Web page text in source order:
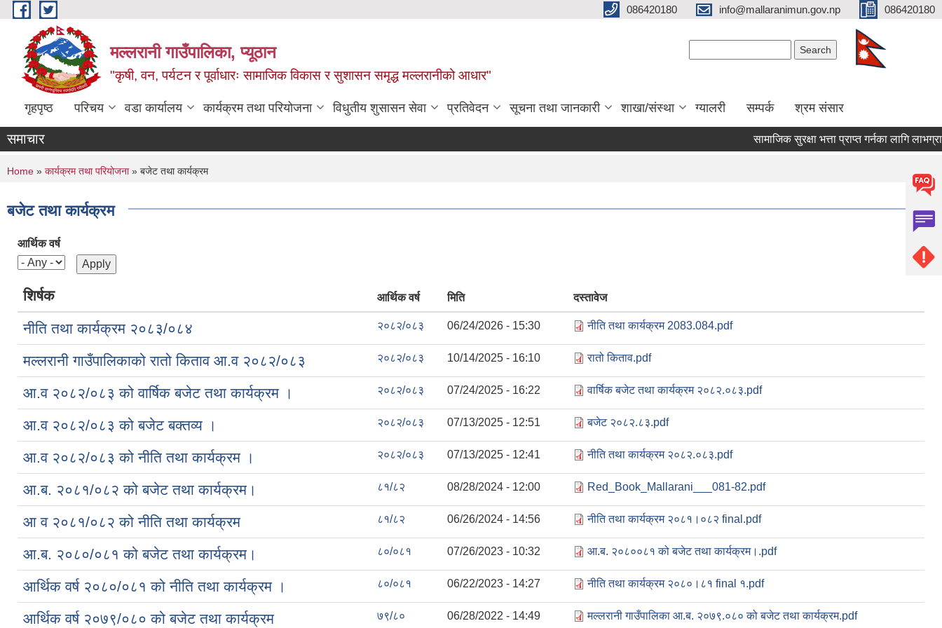
Skip to main content 086420180 info@mallaranimun.gov.np 086420180
मल्लरानी गाउँपालिका, प्यूठान
"कृषी, वन, पर्यटन र पूर्वाधारः सामाजिक विकास र सुशासन समृद्ध मल्लरानीको आधार"
गृहपृष्ठ परिचय वडा कार्यालय कार्यक्रम तथा परियोजना विधुतीय शुसासन सेवा प्रतिवेदन सूचना तथा जानकारी शाखा/संस्था ग्यालरी सम्पर्क श्रम संसार
समाचार सामाजिक सुरक्षा भत्ता प्राप्त गर्नका लागि
You are here
Home » कार्यक्रम तथा परियोजना» बजेट तथा कार्यक्रम
बजेट तथा कार्यक्रम
आर्थिक वर्ष
शिर्षक आर्थिक वर्ष मिति दस्तावेज
नीति तथा कार्यक्रम २०८३/०८४ २०८२/०८३ 06/24/2026 - 15:30 नीति तथा कार्यक्रम 2083.084.pdf
मल्लरानी गाउँपालिकाको रातो किताव आ.व २०८२/०८३ २०८२/०८३ 10/14/2025 - 16:10 रातो किताव.pdf
आ.व २०८२/०८३ को वार्षिक बजेट तथा कार्यक्रम । २०८२/०८३ 07/24/2025 - 16:22 वार्षिक बजेट तथा कार्यक्रम २०८२.०८३.pdf
आ.व २०८२/०८३ को बजेट बक्तव्य । २०८२/०८३ 07/13/2025 - 12:51 बजेट २०८२.८३.pdf
आ.व २०८२/०८३ को नीति तथा कार्यक्रम । २०८२/०८३ 07/13/2025 - 12:41 नीति तथा कार्यक्रम २०८२.०८३.pdf
आ.ब. २०८१/०८२ को बजेट तथा कार्यक्रम। ८१/८२ 08/28/2024 - 12:00 Red_Book_Mallarani___081-82.pdf
आ व २०८१/०८२ को नीति तथा कार्यक्रम ८१/८२ 06/26/2024 - 14:56 नीति तथा कार्यक्रम २०८१।०८२ final.pdf
आ.ब. २०८०/०८१ को बजेट तथा कार्यक्रम। ८०/०८१ 07/26/2023 - 10:32 आ.ब. २०८००८१ को बजेट तथा कार्यक्रम।.pdf
आर्थिक वर्ष २०८०/०८१ को नीति तथा कार्यक्रम । ८०/०८१ 06/22/2023 - 14:27 नीति तथा कार्यक्रम २०८०।८१ final १.pdf
आर्थिक वर्ष २०७९/०८० को बजेट तथा कार्यक्रम ७९/८० 06/28/2022 - 14:49 मल्लरानी गाउँपालिका आ.ब. २०७९.०८० को बजेट तथा कार्यक्रम.pdf